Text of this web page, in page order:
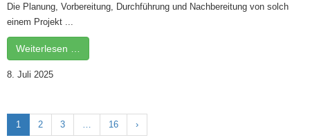
Die Planung, Vorbereitung, Durchführung und Nachbereitung von solch
einem Projekt ...
Weiterlesen …
8. Juli 2025
1 2 3 16 ›